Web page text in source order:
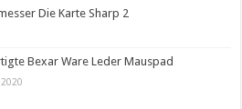
Die Karte Sharp 2
Bexar Ware Leder Mauspad